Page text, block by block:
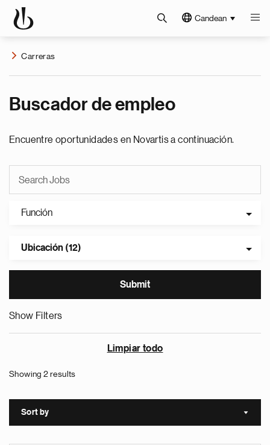
Candean
Carreras
Buscador de empleo
Encuentre oportunidades en Novartis a continuación.
Función
Ubicación (12)
Show Filters
Limpiar todo
Showing 2 results
Sort by Sort